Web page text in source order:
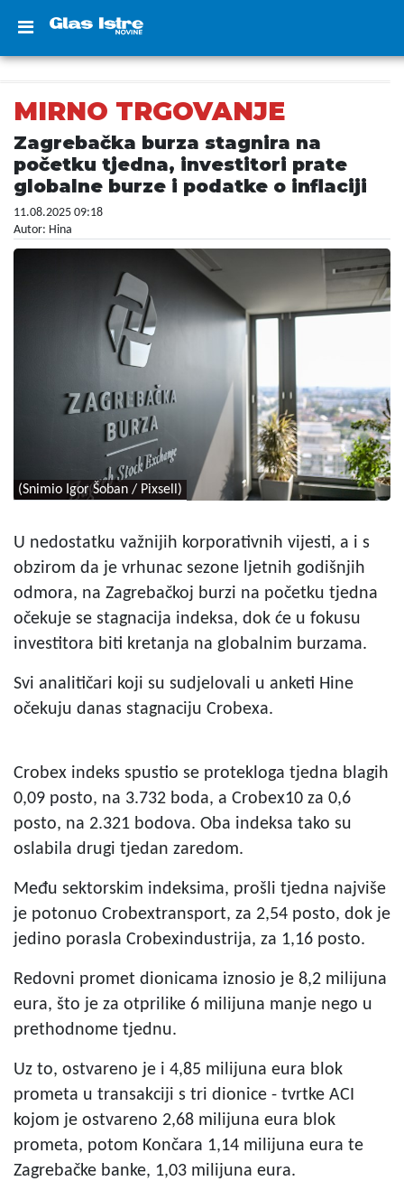
MIRNO TRGOVANJE
Zagrebačka burza stagnira na
početku tjedna, investitori prate
globalne burze i podatke o inflaciji
11.08.2025 09:18
Autor: Hina
(Snimio Igor Šoban / Pixsell)
U nedostatku važnijih korporativnih vijesti, a i s
obzirom da je vrhunac sezone ljetnih godišnjih
odmora, na Zagrebačkoj burzi na početku tjedna
očekuje se stagnacija indeksa, dok će u fokusu
investitora biti kretanja na globalnim burzama.
Svi analitičari koji su sudjelovali u anketi Hine
očekuju danas stagnaciju Crobexa.
Crobex indeks spustio se protekloga tjedna blagih
0,09 posto, na 3.732 boda, a Crobex10 za 0,6
posto, na 2.321 bodova. Oba indeksa tako su
oslabila drugi tjedan zaredom.
Među sektorskim indeksima, prošli tjedna najviše
je potonuo Crobextransport, za 2,54 posto, dok je
jedino porasla Crobexindustrija, za 1,16 posto.
Redovni promet dionicama iznosio je 8,2 milijuna
eura, što je za otprilike 6 milijuna manje nego u
prethodnome tjednu.
Uz to, ostvareno je i 4,85 milijuna eura blok
prometa u transakciji s tri dionice - tvrtke ACI
kojom je ostvareno 2,68 milijuna eura blok
prometa, potom Končara 1,14 milijuna eura te
Zagrebačke banke, 1,03 milijuna eura.